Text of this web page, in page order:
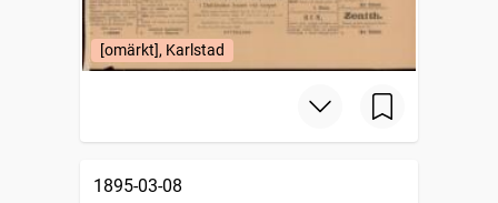
[omärkt], Karlstad
1895-03-08